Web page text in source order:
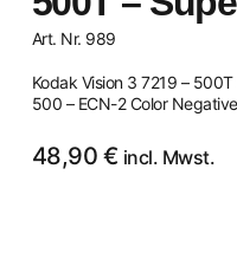
Art. Nr. 989
Kodak Vision 3 7219 –
500 – ECN-2 Color Negative
48,90 € incl. Mwst.